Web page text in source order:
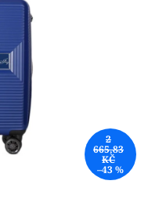
2
665,83
KČ
–43 %